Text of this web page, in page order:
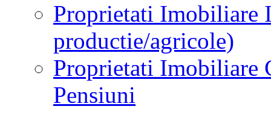
Proprietati Imobiliare
productie/agricole)
Proprietati Imobiliare
Pensiuni